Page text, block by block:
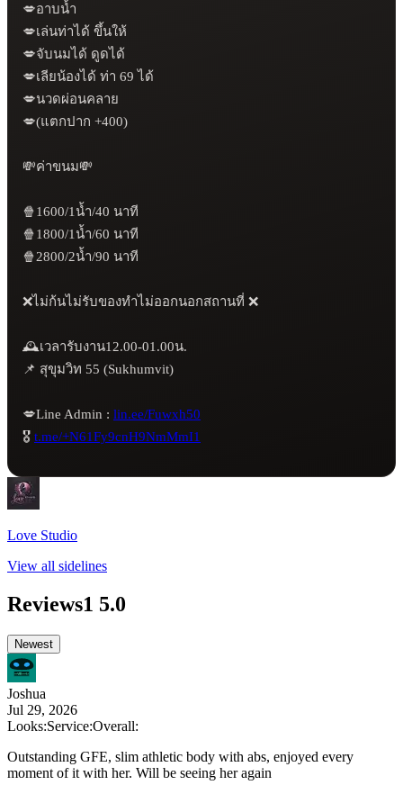
💋อาบน้ำ
💋เล่นท่าได้ ขึ้นให้
💋จับนมได้ ดูดได้
💋เลียน้องได้ ท่า 69 ได้
💋นวดผ่อนคลาย
💋(แตกปาก +400)
💸ค่าขนม💸
🍿1600/1น้ำ/40 นาที
🍿1800/1น้ำ/60 นาที
🍿2800/2น้ำ/90 นาที
❌ไม่ก้นไม่รับของทำไม่ออกนอกสถานที่ ❌
🕰️เวลารับงาน12.00-01.00น.
📌 สุขุมวิท 55 (Sukhumvit)
💋Line Admin : lin.ee/Fuwxh50
🎖️ t.me/+N61Fy9cnH9NmMmI1
Love Studio
View all sidelines
Reviews1 5.0
Newest
Joshua
Jul 29, 2026
Looks:Service:Overall:
Outstanding GFE, slim athletic body with abs, enjoyed every
moment of it with her. Will be seeing her again